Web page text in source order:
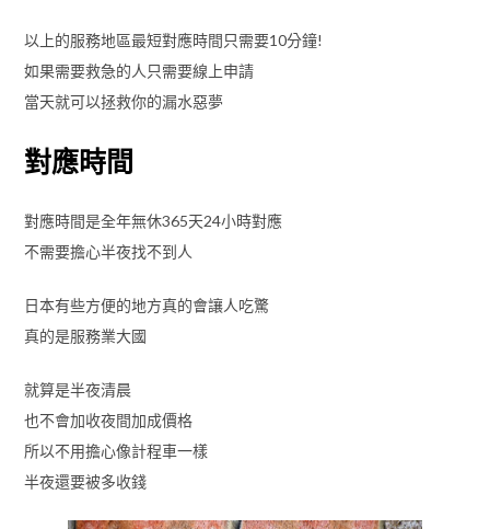
以上的服務地區最短對應時間只需要10分鐘!
如果需要救急的人只需要線上申請
當天就可以拯救你的漏水惡夢
對應時間
對應時間是全年無休365天24小時對應
不需要擔心半夜找不到人
日本有些方便的地方真的會讓人吃驚
真的是服務業大國
就算是半夜清晨
也不會加收夜間加成價格
所以不用擔心像計程車一樣
半夜還要被多收錢